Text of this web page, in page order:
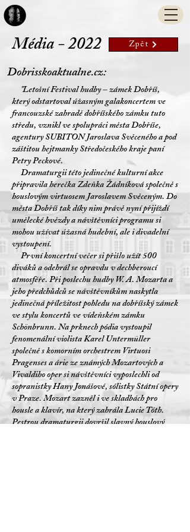
Média - 2022 Zpět
Dobrisskoaktualne.cz:
"Letošní Festival hudby – zámek Dobříš,
který odstartoval úžasným galakoncertem ve
francouzské zahradě dobříšského zámku tuto
středu, vznikl ve spolupráci města Dobříše,
agentury SUBITON Jaroslava Svěceného a pod
záštitou hejtmanky Středočeského kraje paní
Petry Peckové.
Dramaturgii této jedinečné kulturní akce
připravila herečka Zdeňka Žádníková společně s
houslovým virtuosem Jaroslavem Svěceným. Do
města Dobříš tak díky nim právě nyní přijíždí
umělecké hvězdy a návštěvníci programu si
mohou užívat úžasná hudební, ale i divadelní
vystoupení.
První koncertní večer si přišlo užít 500
diváků a odehrál se opravdu v dechberoucí
atmosféře. Při poslechu hudby W. A. Mozarta a
jeho předchůdců se návštěvníkům naskytla
jedinečná příležitost pohledu na dobříšský zámek
ve stylu koncertů ve vídeňském zámku
Schönbrunn. Na prknech pódia vystoupil
fenomenální violista Karel Untermüller
společně s komorním orchestrem Virtuosi
Pragenses a árie ze známých Mozartových a
Vivaldiho oper si návštěvníci vyposlechli od
sopranistky Hany Jonášové, sólistky Státní opery
v Praze. Mozart zazněl i ve skladbách pro
housle a klavír, na který zahrála Lucie Tóth.
Pestrou dramaturgii dovršil slavný houslový